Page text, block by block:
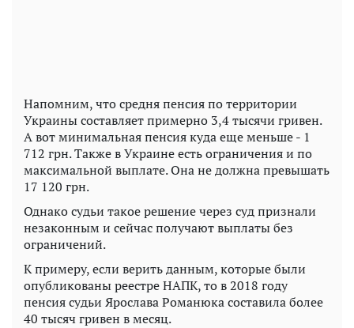
Напомним, что средня пенсия по территории
Украины составляет примерно 3,4 тысячи гривен.
А вот минимальная пенсия куда еще меньше - 1
712 грн. Также в Украине есть ограничения и по
максимальной выплате. Она не должна превышать
17 120 грн.
Однако судьи такое решение через суд признали
незаконным и сейчас получают выплаты без
ограничений.
К примеру, если верить данным, которые были
опубликованы реестре НАПК, то в 2018 году
пенсия судьи Ярослава Романюка составила более
40 тысяч гривен в месяц.